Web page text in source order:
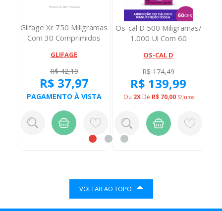
Glifage Xr 750 Miligramas
Com 30 Comprimidos
GLIFAGE
R$ 42,19
R$ 37,97
PAGAMENTO À VISTA
Os-cal D 500 Miligramas/
1.000 Ui Com 60
OS-CAL D
R$ 174,49
R$ 139,99
Ou 2XDe R$ 70,00 S/juros
VOLTAR AO TOPO